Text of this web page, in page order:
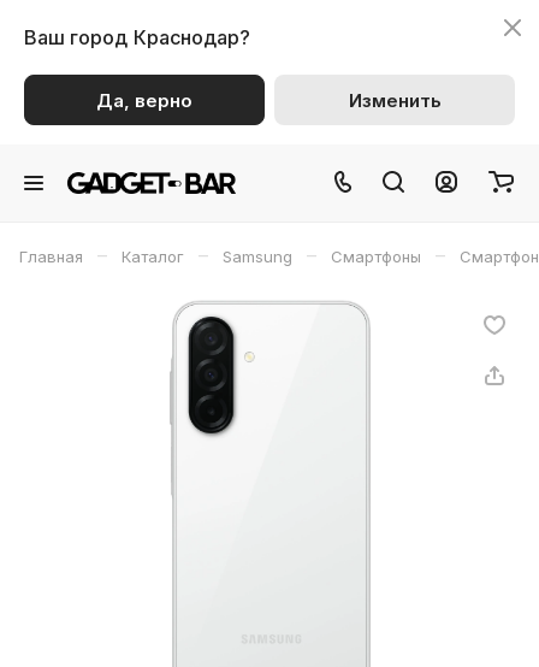
Ваш город Краснодар?
Да, верно Изменить
Главная – Каталог – Samsung – Смартфоны –